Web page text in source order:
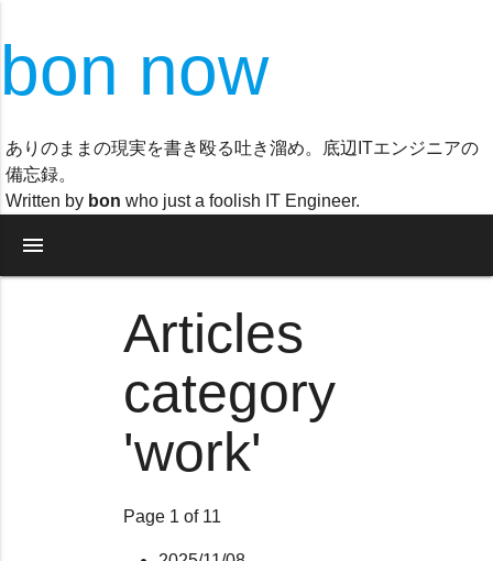
bon now
ありのままの現実を書き殴る吐き溜め。底辺ITエンジニアの
備忘録。
Written by bon who just a foolish IT Engineer.
menu
Articles
category
'work'
Page 1 of 11